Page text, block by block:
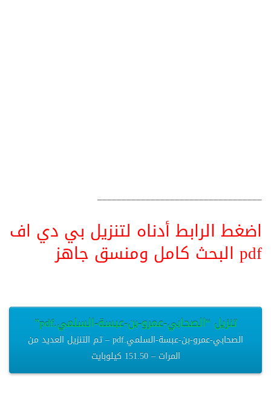
__________________________________
اضغط الرابط أدناه لتنزيل بي دي اف
pdf البحث كامل ومنسق جاهز
تنزيل “الصحابي-عمرو-بن-عبسة-السلمي.pdf”
الصحابي-عمرو-بن-عبسة-السلمي.pdf – تم التنزيل العديد من
المرات – 151.50 كيلوبايت